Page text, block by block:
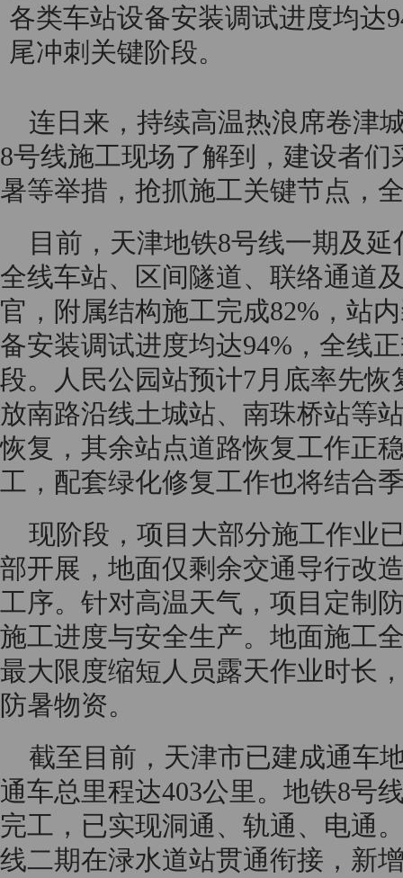
各类车站设备安装调试进度均达
尾冲刺关键阶段。
连日来，持续高温热浪席卷津
8号线施工现场了解到，建设者
暑等举措，抢抓施工关键节点，
目前，天津地铁8号线一期及
全线车站、区间隧道、联络通道
官，附属结构施工完成82%，站
备安装调试进度均达94%，全线
段。人民公园站预计7月底率先
放南路沿线土城站、南珠桥站等
恢复，其余站点道路恢复工作正
工，配套绿化修复工作也将结合
现阶段，项目大部分施工作业
部开展，地面仅剩余交通导行改
工序。针对高温天气，项目定制
施工进度与安全生产。地面施工
最大限度缩短人员露天作业时长
防暑物资。
截至目前，天津市已建成通车
通车总里程达403公里。地铁8号
完工，已实现洞通、轨通、电通
线二期在渌水道站贯通衔接，新